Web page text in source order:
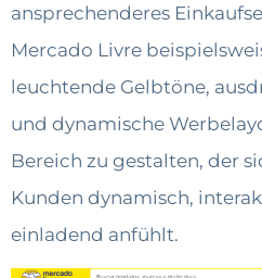
ansprechenderes
Mercado Livre
leuchtende Gelbtöne,
und dynamische
Bereich zu gestalten, der
Kunden dynamisch,
einladend anfühlt.